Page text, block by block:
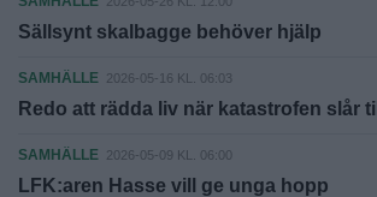
Sällsynt skalbagge behöver hjälp
SAMHÄLLE 2026-05-16 KL. 06:03
Redo att rädda liv när katastrofen slår till
SAMHÄLLE 2026-05-09 KL. 06:00
LFK:aren Hasse vill ge unga hopp